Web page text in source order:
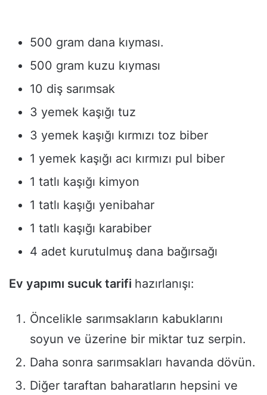
500 gram dana kıyması.
500 gram kuzu kıyması
10 diş sarımsak
3 yemek kaşığı tuz
3 yemek kaşığı kırmızı toz biber
1 yemek kaşığı acı kırmızı pul biber
1 tatlı kaşığı kimyon
1 tatlı kaşığı yenibahar
1 tatlı kaşığı karabiber
4 adet kurutulmuş dana bağırsağı
Ev yapımı sucuk tarifi hazırlanışı:
Öncelikle sarımsakların kabuklarını
soyun ve üzerine bir miktar tuz serpin.
Daha sonra sarımsakları havanda dövün.
Diğer taraftan baharatların hepsini ve